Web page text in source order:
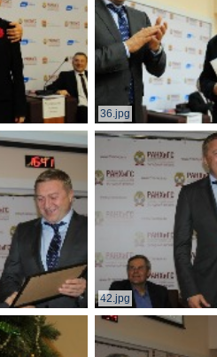
36.jpg
42.jpg